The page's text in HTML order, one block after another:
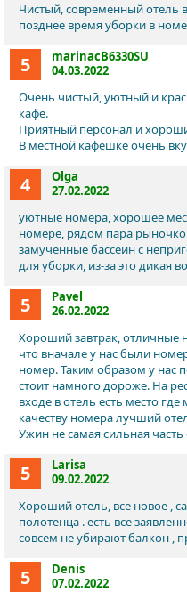
Чистый, современный отель
позднее время уборки в
5
marinacB6330SU
04.03.2022
Очень чистый, уютный и
кафе.
Приятный персонал и
В местной кафешке очень
4
Olga
27.02.2022
уютные номера, хорошее
номере, рядом пара
замученные бассеин с
для уборки, из-за это дикая
5
Pavel
26.02.2022
Хороший завтрак, отличные
что вначале у нас были
номер. Таким образом у нас
стоит намного дороже. На
входе в отель есть место
качеству номера лучший
Ужин не самая сильная
5
Larisa
09.02.2022
Хороший отель, все новое ,
полотенца . есть все
совсем не убирают балкон ,
5
Denis
07.02.2022